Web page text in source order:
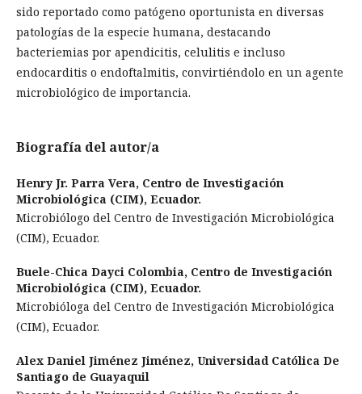
sido reportado como patógeno oportunista en diversas
patologías de la especie humana, destacando
bacteriemias por apendicitis, celulitis e incluso
endocarditis o endoftalmitis, convirtiéndolo en un agente
microbiológico de importancia.
Biografía del autor/a
Henry Jr. Parra Vera, Centro de Investigación
Microbiológica (CIM), Ecuador.
Microbiólogo del Centro de Investigación Microbiológica
(CIM), Ecuador.
Buele-Chica Dayci Colombia, Centro de Investigación
Microbiológica (CIM), Ecuador.
Microbióloga del Centro de Investigación Microbiológica
(CIM), Ecuador.
Alex Daniel Jiménez Jiménez, Universidad Católica De
Santiago de Guayaquil